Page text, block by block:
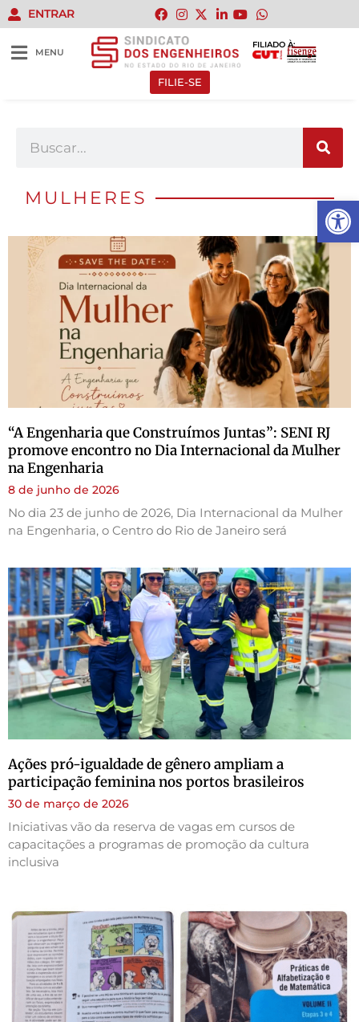
Abrir
ENTRAR
MENU
FILIADO À:
FILIE-SE
MULHERES
“A Engenharia que Construímos Juntas”: SENI RJ
promove encontro no Dia Internacional da Mulher
na Engenharia
8 de junho de 2026
No dia 23 de junho de 2026, Dia Internacional da Mulher
na Engenharia, o Centro do Rio de Janeiro será
Ações pró-igualdade de gênero ampliam a
participação feminina nos portos brasileiros
30 de março de 2026
Iniciativas vão da reserva de vagas em cursos de
capacitações a programas de promoção da cultura
inclusiva